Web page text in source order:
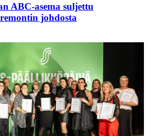
ABC-asema suljettu
johdosta